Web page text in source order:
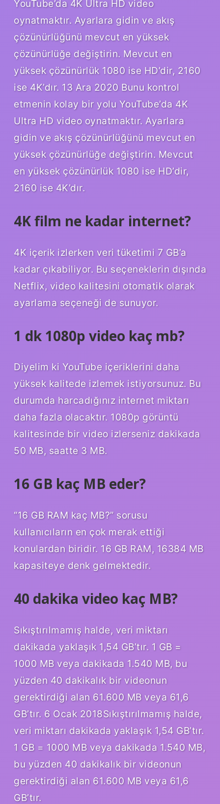
YouTube’da 4K Ultra HD video
oynatmaktır. Ayarlara gidin ve akış
çözünürlüğünü mevcut en yüksek
çözünürlüğe değiştirin. Mevcut en
yüksek çözünürlük 1080 ise HD’dir, 2160
ise 4K’dır. 13 Ara 2020 Bunu kontrol
etmenin kolay bir yolu YouTube’da 4K
Ultra HD video oynatmaktır. Ayarlara
gidin ve akış çözünürlüğünü mevcut en
yüksek çözünürlüğe değiştirin. Mevcut
en yüksek çözünürlük 1080 ise HD’dir,
2160 ise 4K’dır.
4K film ne kadar internet?
4K içerik izlerken veri tüketimi 7 GB’a
kadar çıkabiliyor. Bu seçeneklerin dışında
Netflix, video kalitesini otomatik olarak
ayarlama seçeneği de sunuyor.
1 dk 1080p video kaç mb?
Diyelim ki YouTube içeriklerini daha
yüksek kalitede izlemek istiyorsunuz. Bu
durumda harcadığınız internet miktarı
daha fazla olacaktır. 1080p görüntü
kalitesinde bir video izlerseniz dakikada
50 MB, saatte 3 MB.
16 GB kaç MB eder?
“16 GB RAM kaç MB?” sorusu
kullanıcıların en çok merak ettiği
konulardan biridir. 16 GB RAM, 16384 MB
kapasiteye denk gelmektedir.
40 dakika video kaç MB?
Sıkıştırılmamış halde, veri miktarı
dakikada yaklaşık 1,54 GB’tır. 1 GB =
1000 MB veya dakikada 1.540 MB, bu
yüzden 40 dakikalık bir videonun
gerektirdiği alan 61.600 MB veya 61,6
GB’tır. 6 Ocak 2018Sıkıştırılmamış halde,
veri miktarı dakikada yaklaşık 1,54 GB’tır.
1 GB = 1000 MB veya dakikada 1.540 MB,
bu yüzden 40 dakikalık bir videonun
gerektirdiği alan 61.600 MB veya 61,6
GB’tır.